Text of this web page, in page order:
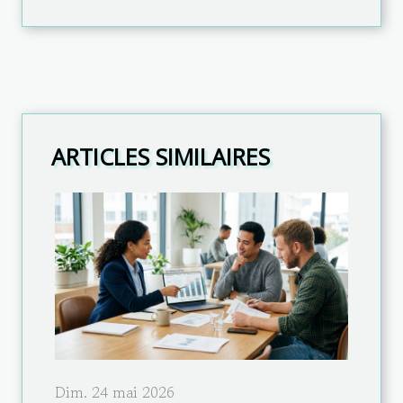
ARTICLES SIMILAIRES
Dim. 24 mai 2026